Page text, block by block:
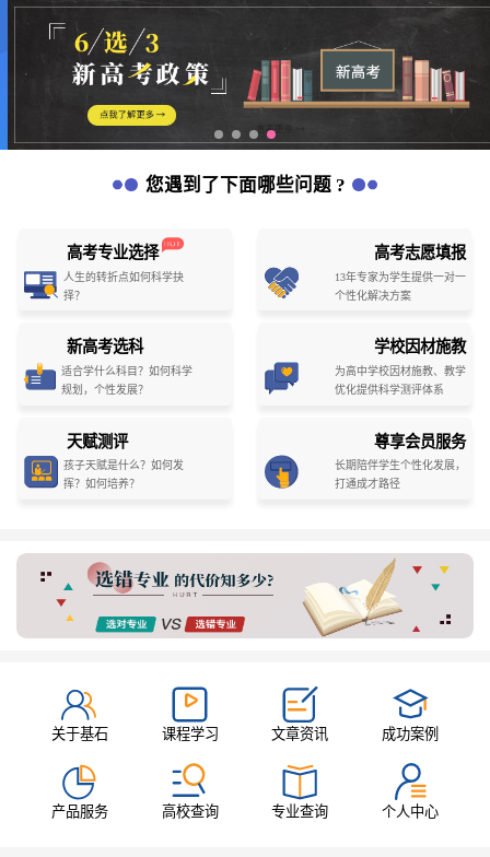
您遇到了下面哪些问题 ?
高考专业选择
人生的转折点如何科学抉
择？
高考志愿填报
13年专家为学生提供一对一
个性化解决方案
新高考选科
适合学什么科目？如何科学
规划，个性发展？
学校因材施教
为高中学校因材施教、教学
优化提供科学测评体系
天赋测评
孩子天赋是什么？如何发
挥？如何培养？
尊享会员服务
长期陪伴学生个性化发展，
打通成才路径
关于基石 课程学习 文章资讯 成功案例
产品服务 高校查询 专业查询 个人中心